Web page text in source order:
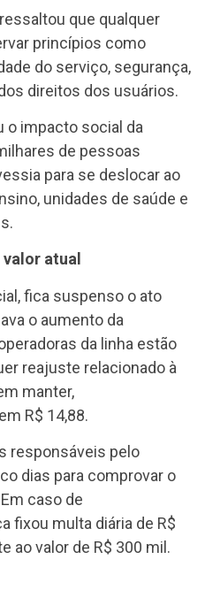
que qualquer
princípios como
do serviço, segurança,
direitos dos usuários.
o impacto social da
de pessoas
para se deslocar ao
unidades de saúde e
atual
fica suspenso o ato
o aumento da
da linha estão
reajuste relacionado à
manter,
R$ 14,88.
responsáveis pelo
dias para comprovar o
caso de
fixou multa diária de R$
ao valor de R$ 300 mil.